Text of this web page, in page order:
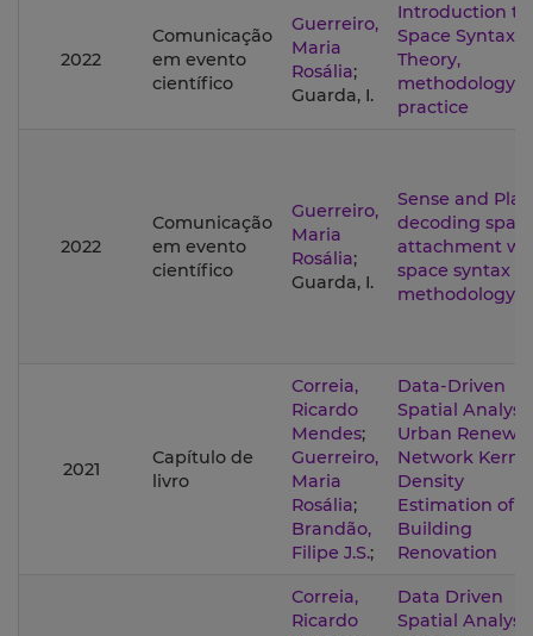
2022
Comunicação
em evento
científico
Guerreiro,
Maria
Rosália;
Guarda, I.
Introduction to
Space Syntax:
Theory,
methodology
practice
2022
Comunicação
em evento
científico
Guerreiro,
Maria
Rosália;
Guarda, I.
Sense and
decoding
attachment
space syntax
methodology
2021
Capítulo de
livro
Correia,
Ricardo
Mendes;
Guerreiro,
Maria
Rosália;
Brandão,
Filipe J.S.;
Data-Driven
Spatial
Urban
Network
Density
Estimation of
Building
Renovation
Correia,
Ricardo
Data Driven
Spatial